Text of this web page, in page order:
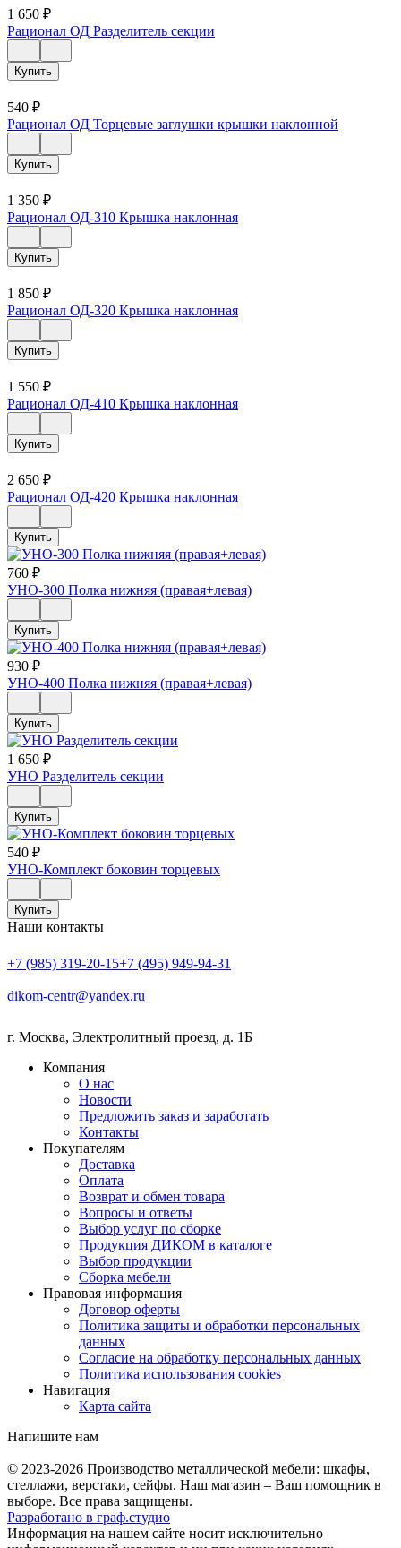
1 650 ₽
Рационал ОД Разделитель секции
Купить
540 ₽
Рационал ОД Торцевые заглушки крышки наклонной
Купить
1 350 ₽
Рационал ОД-310 Крышка наклонная
Купить
1 850 ₽
Рационал ОД-320 Крышка наклонная
Купить
1 550 ₽
Рационал ОД-410 Крышка наклонная
Купить
2 650 ₽
Рационал ОД-420 Крышка наклонная
Купить
760 ₽
УНО-300 Полка нижняя (правая+левая)
Купить
930 ₽
УНО-400 Полка нижняя (правая+левая)
Купить
1 650 ₽
УНО Разделитель секции
Купить
540 ₽
УНО-Комплект боковин торцевых
Купить
Наши контакты
+7 (985) 319-20-15+7 (495) 949-94-31
dikom-centr@yandex.ru
г. Москва, Электролитный проезд, д. 1Б
Компания
О нас
Новости
Предложить заказ и заработать
Контакты
Покупателям
Доставка
Оплата
Возврат и обмен товара
Вопросы и ответы
Выбор услуг по сборке
Продукция ДИКОМ в каталоге
Выбор продукции
Сборка мебели
Правовая информация
Договор оферты
Политика защиты и обработки персональных
данных
Согласие на обработку персональных данных
Политика использования cookies
Навигация
Карта сайта
Напишите нам
© 2023-2026 Производство металлической мебели: шкафы,
стеллажи, верстаки, сейфы. Наш магазин – Ваш помощник в
выборе. Все права защищены.
Разработано в граф.студио
Информация на нашем сайте носит исключительно